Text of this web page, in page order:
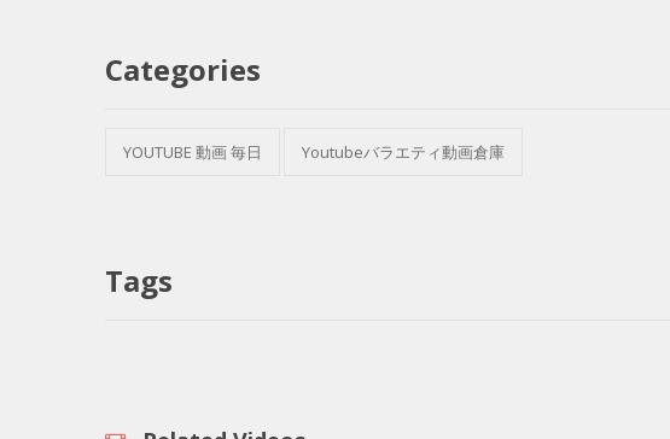
Categories
YOUTUBE 動画 毎日 Youtubeバラエティ動画倉庫
Tags